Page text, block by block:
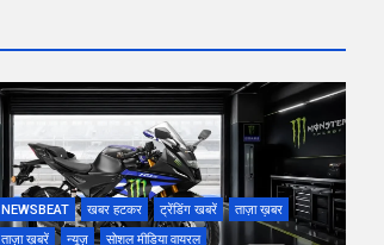
NEWSBEAT खबर हटकर ट्रेंडिंग खबरें
ताज़ा ख़बर
ताज़ा ख़बरें
न्यूज़ सोशल मीडिया वायरल